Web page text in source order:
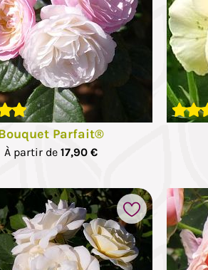
Parfait®
À partir de 17,90 €
Ajouter à mes favoris